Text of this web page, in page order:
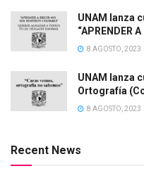
UNAM lanza
“APRENDER
8 AGOSTO, 2023
UNAM lanza
Ortografía
8 AGOSTO, 2023
Recent News